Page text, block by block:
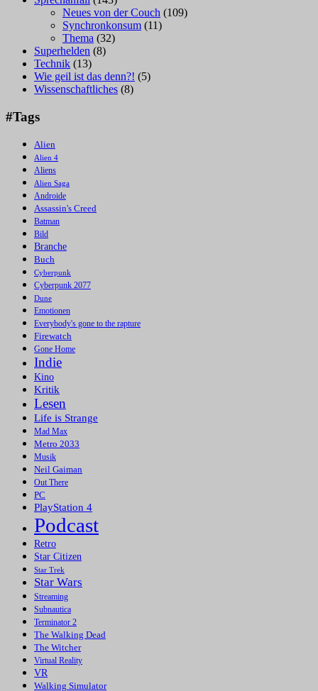
Neues von der Couch (109)
Synchronkonsum (11)
Thema (32)
Superhelden (8)
Technik (13)
Wie geil ist das denn?! (5)
Wissenschaftliches (8)
#Tags
Alien
Alien 4
Aliens
Alien Saga
Androide
Assassin's Creed
Batman
Bild
Branche
Buch
Cyberpunk
Cyberpunk 2077
Dune
Emotionen
Everybody's gone to the rapture
Firewatch
Gone Home
Indie
Kino
Kritik
Lesen
Life is Strange
Mad Max
Metro 2033
Musik
Neil Gaiman
Out There
PC
PlayStation 4
Podcast
Retro
Star Citizen
Star Trek
Star Wars
Streaming
Subnautica
Terminator 2
The Walking Dead
The Witcher
Virtual Reality
VR
Walking Simulator